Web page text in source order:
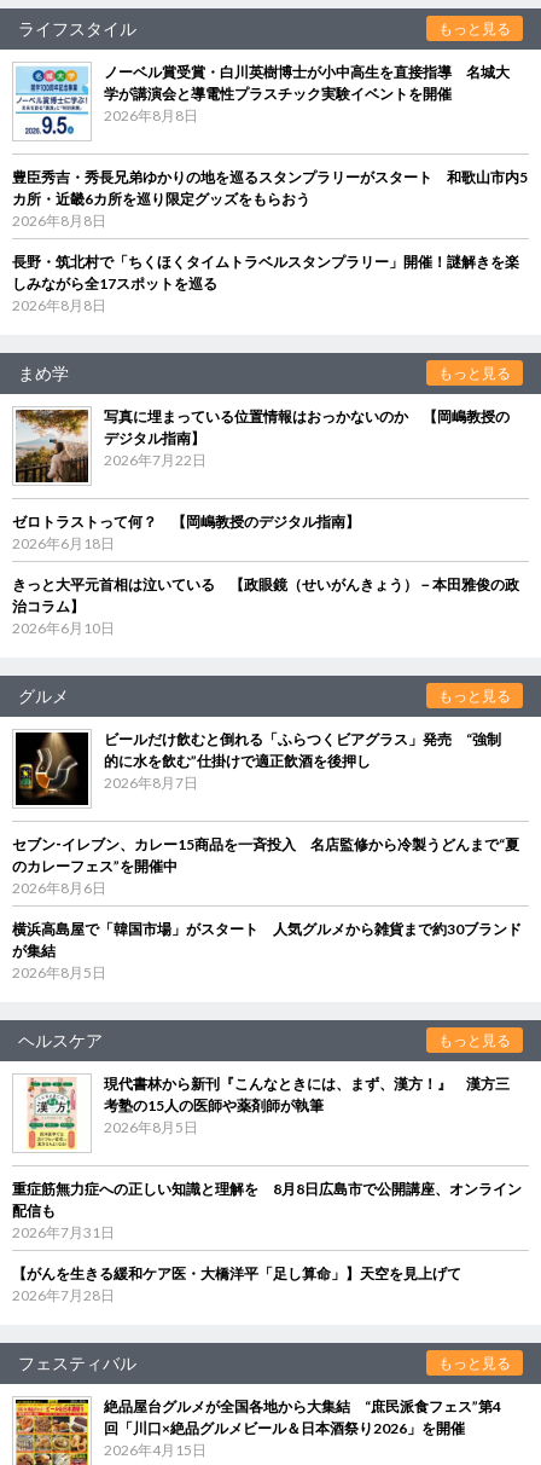
ライフスタイル もっと見る
ノーベル賞受賞・白川英樹博士が小中高生を直接指導 名城大
学が講演会と導電性プラスチック実験イベントを開催
2026年8月8日
豊臣秀吉・秀長兄弟ゆかりの地を巡るスタンプラリーがスタート 和歌山市内5
カ所・近畿6カ所を巡り限定グッズをもらおう
2026年8月8日
長野・筑北村で「ちくほくタイムトラベルスタンプラリー」開催！謎解きを楽
しみながら全17スポットを巡る
2026年8月8日
まめ学 もっと見る
写真に埋まっている位置情報はおっかないのか 【岡嶋教授の
デジタル指南】
2026年7月22日
ゼロトラストって何？ 【岡嶋教授のデジタル指南】
2026年6月18日
きっと大平元首相は泣いている 【政眼鏡（せいがんきょう）－本田雅俊の政
治コラム】
2026年6月10日
グルメ もっと見る
ビールだけ飲むと倒れる「ふらつくビアグラス」発売 “強制
的に水を飲む”仕掛けで適正飲酒を後押し
2026年8月7日
セブン‐イレブン、カレー15商品を一斉投入 名店監修から冷製うどんまで“夏
のカレーフェス”を開催中
2026年8月6日
横浜高島屋で「韓国市場」がスタート 人気グルメから雑貨まで約30ブランド
が集結
2026年8月5日
ヘルスケア もっと見る
現代書林から新刊『こんなときには、まず、漢方！』 漢方三
考塾の15人の医師や薬剤師が執筆
2026年8月5日
重症筋無力症への正しい知識と理解を 8月8日広島市で公開講座、オンライン
配信も
2026年7月31日
【がんを生きる緩和ケア医・大橋洋平「足し算命」】天空を見上げて
2026年7月28日
フェスティバル もっと見る
絶品屋台グルメが全国各地から大集結 “庶民派食フェス”第4
回「川口×絶品グルメビール＆日本酒祭り2026」を開催
2026年4月15日